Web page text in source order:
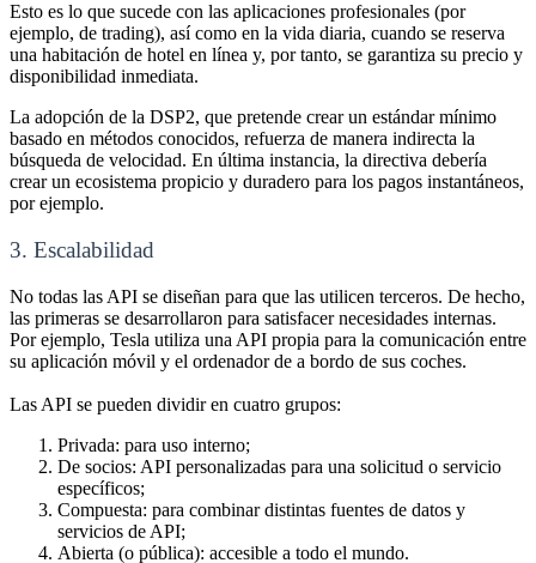
Esto es lo que sucede con las aplicaciones profesionales (por
ejemplo, de trading), así como en la vida diaria, cuando se reserva
una habitación de hotel en línea y, por tanto, se garantiza su precio y
disponibilidad inmediata.
La adopción de la DSP2, que pretende crear un estándar mínimo
basado en métodos conocidos, refuerza de manera indirecta la
búsqueda de velocidad. En última instancia, la directiva debería
crear un ecosistema propicio y duradero para los pagos instantáneos,
por ejemplo.
3. Escalabilidad
No todas las API se diseñan para que las utilicen terceros. De hecho,
las primeras se desarrollaron para satisfacer necesidades internas.
Por ejemplo, Tesla utiliza una API propia para la comunicación entre
su aplicación móvil y el ordenador de a bordo de sus coches.
Las API se pueden dividir en cuatro grupos:
Privada: para uso interno;
De socios: API personalizadas para una solicitud o servicio
específicos;
Compuesta: para combinar distintas fuentes de datos y
servicios de API;
Abierta (o pública): accesible a todo el mundo.